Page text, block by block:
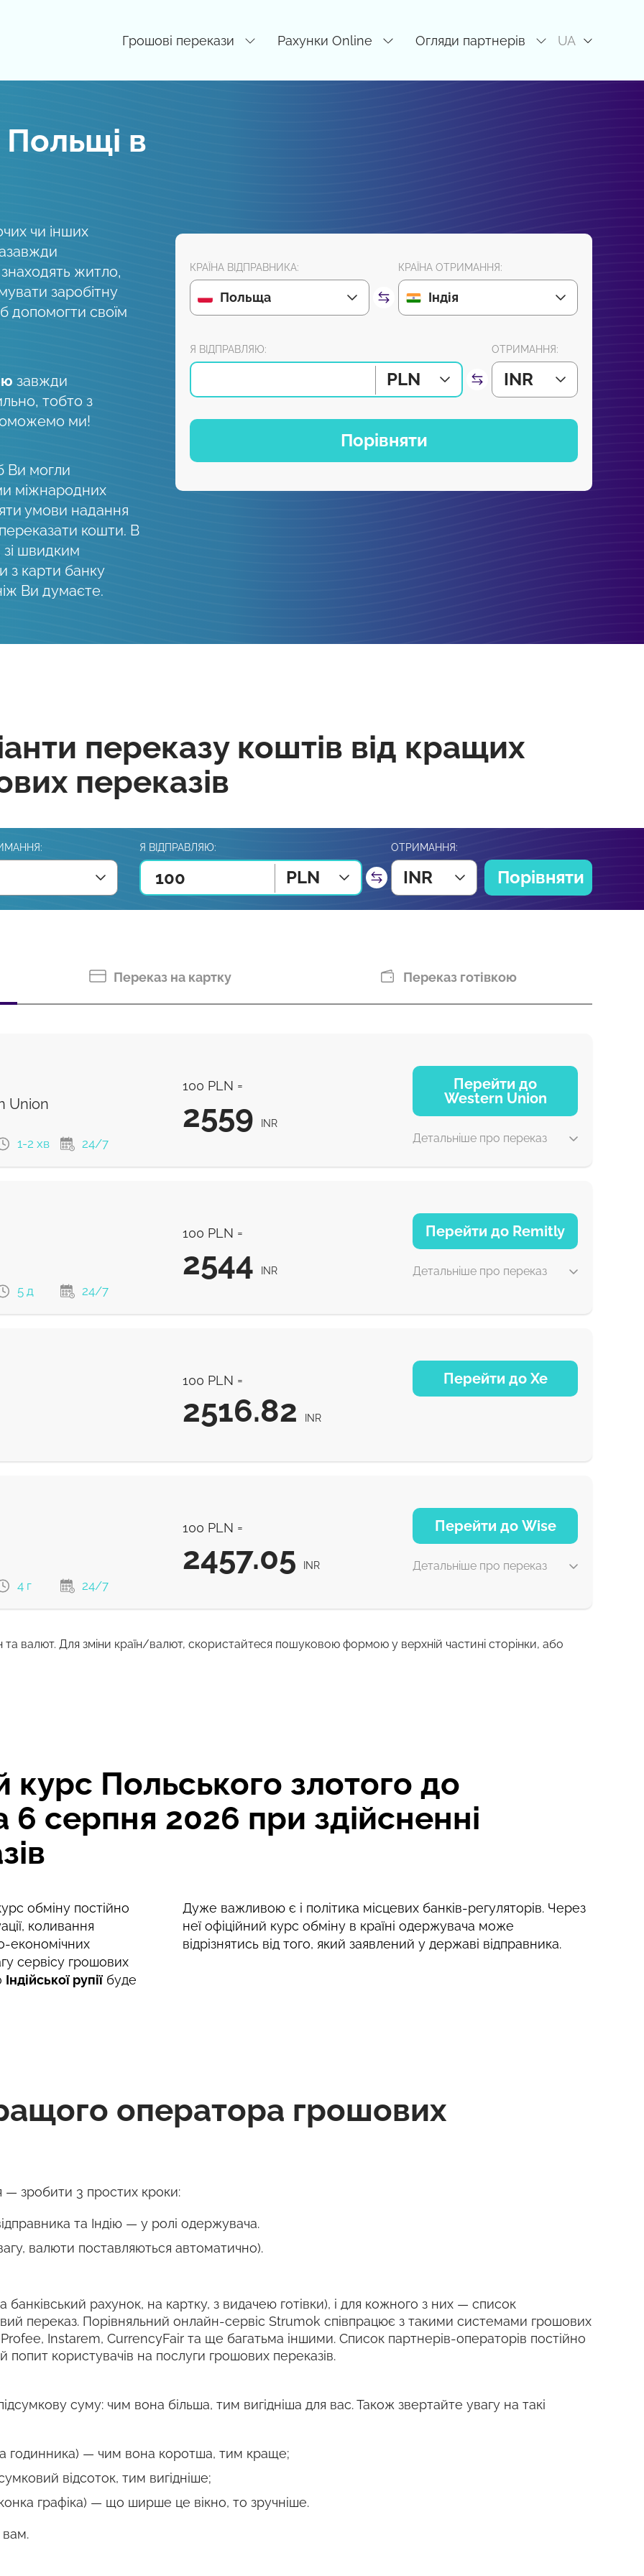
Грошові перекази Рахунки Online Огляди партнерів UA
Польщі в
чи інших
житло,
заробітну
допомогти своїм
завжди
тобто з
ми!
Ви могли
міжнародних
умови надання
кошти. В
зі швидким
з карти банку
Ви думаєте.
КРАЇНА ВІДПРАВНИКА:
Польща
КРАЇНА ОТРИМАННЯ:
Індія
Я ВІДПРАВЛЯЮ:
PLN
ОТРИМАННЯ:
INR
Порівняти
переказу коштів від кращих
переказів
Я ВІДПРАВЛЯЮ:
PLN
ОТРИМАННЯ:
INR Порівняти
Переказ на картку Переказ готівкою
Union
1-2 хв 24/7
100 PLN =
2559 INR
Перейти до
Western Union
Детальніше про переказ
1-2 хв
2559
та кращий курс обміну
5 д 24/7
100 PLN =
2544 INR
Перейти до Remitly
Детальніше про переказ
5 д
2544
100 PLN =
2516.82 INR
Перейти до Xe
NaN д
4 г 24/7
100 PLN =
2457.05 INR
Перейти до Wise
Детальніше про переказ
2457.05
валют. Для зміни країн/валют, скористайтеся пошуковою формою у верхній частині сторінки, або
Польського злотого до
6 серпня 2026 при здійсненні
обміну постійно
коливання
економічних
сервісу грошових
Індійської рупії буде
Дуже важливою є і політика місцевих банків-регуляторів. Через
неї офіційний курс обміну в країні одержувача може
відрізнятись від того, який заявлений у державі відправника.
оператора грошових
— зробити 3 простих кроки:
та Індію — у ролі одержувача.
валюти поставляються автоматично).
рахунок, на картку, з видачею готівки), і для кожного з них — список
переказ. Порівняльний онлайн-сервіс Strumok співпрацює з такими системами грошових
Instarem, CurrencyFair та ще багатьма іншими. Список партнерів-операторів постійно
попит користувачів на послуги грошових переказів.
суму: чим вона більша, тим вигідніша для вас. Також звертайте увагу на такі
годинника) — чим вона коротша, тим краще;
відсоток, тим вигідніше;
графіка) — що ширше це вікно, то зручніше.
вам.